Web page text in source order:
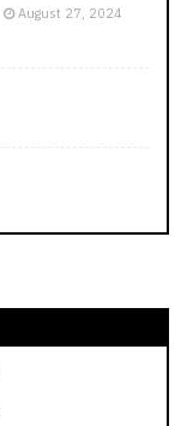
August 27, 2024